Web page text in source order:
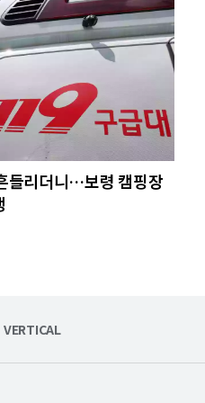
들리더니…보령 캠핑장
VERTICAL